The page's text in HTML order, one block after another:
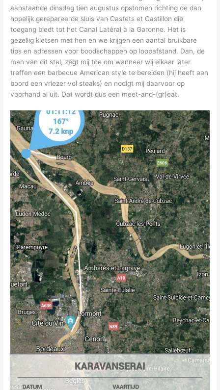
aanstaande dinsdag tien augustus opstomen richting de dan
hopelijk gerepareerde sluis van Castets et Castillon die
toegang biedt tot het Canal Latéral à la Garonne. Het is
gezellig kletsen met hen en we krijgen een aantal bruikbare
tips en adressen voor boodschappen op loopafstand. Dan, de
man van dit stel, zegt mij toe om wanneer wij elkaar later
treffen een barbecue American style te bereiden (hij heeft aan
boord een vriezer vol steaks) en nodigt mij daarvoor op
voorhand al uit. Dat wordt dus een meet-and-(gr)eat.